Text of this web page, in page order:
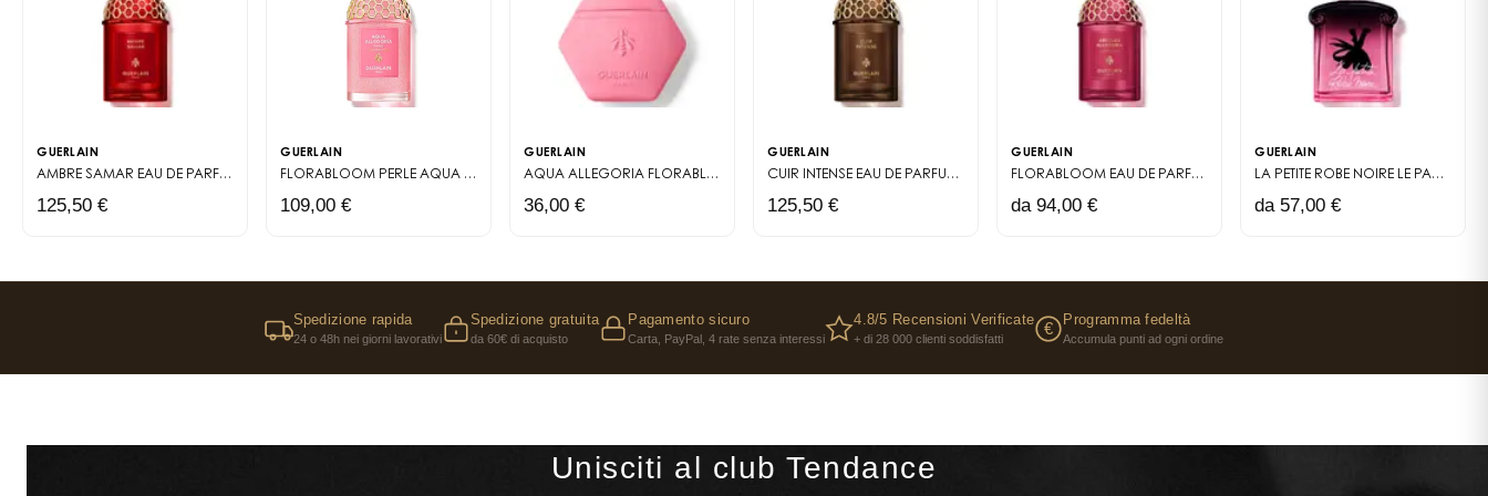
GUERLAIN
AMBRE SAMAR EAU DE PARFUM LES ABSOLUS ALLEGORIA
125,50 €
GUERLAIN
FLORABLOOM PERLE AQUA ALLEGORIA
109,00 €
GUERLAIN
AQUA ALLEGORIA FLORABLOOM CRÈME MAINS CRÈME MAINS
36,00 €
GUERLAIN
CUIR INTENSE EAU DE PARFUM LES ABSOLUS ALLEGORIA
125,50 €
GUERLAIN
FLORABLOOM EAU DE PARFUM LES ABSOLUS ALLEGORIA
da 94,00 €
GUERLAIN
LA PETITE ROBE NOIRE LE PARFUM
da 57,00 €
Spedizione rapida
24 o 48h nei giorni lavorativi
Spedizione gratuita
da 60€ di acquisto
Pagamento sicuro
Carta, PayPal, 4 rate senza interessi
4.8/5 Recensioni Verificate
+ di 28 000 clienti soddisfatti
€ Programma fedeltà
Accumula punti ad ogni ordine
Unisciti al club Tendance